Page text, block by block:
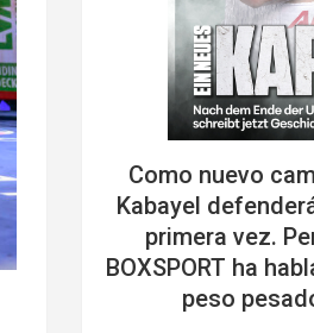
Como nuevo
Kabayel
primera vez.
BOXSPORT ha
peso